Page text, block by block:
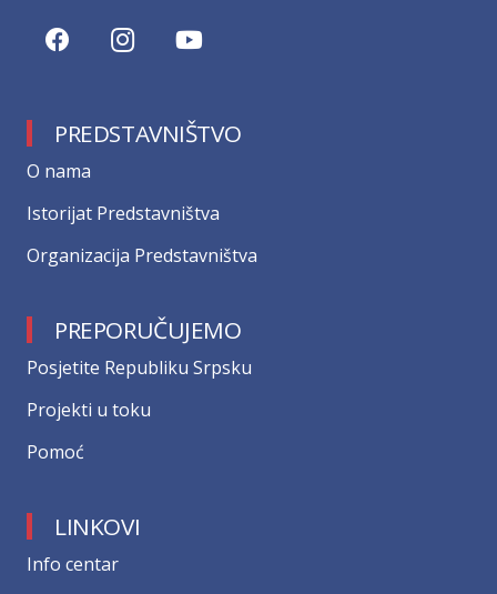
PREDSTAVNIŠTVO
О nama
Istorijat Predstavništva
Organizacija Predstavništva
PREPORUČUJEMO
Posjetite Republiku Srpsku
Projekti u toku
Pomoć
LINKOVI
Info centar